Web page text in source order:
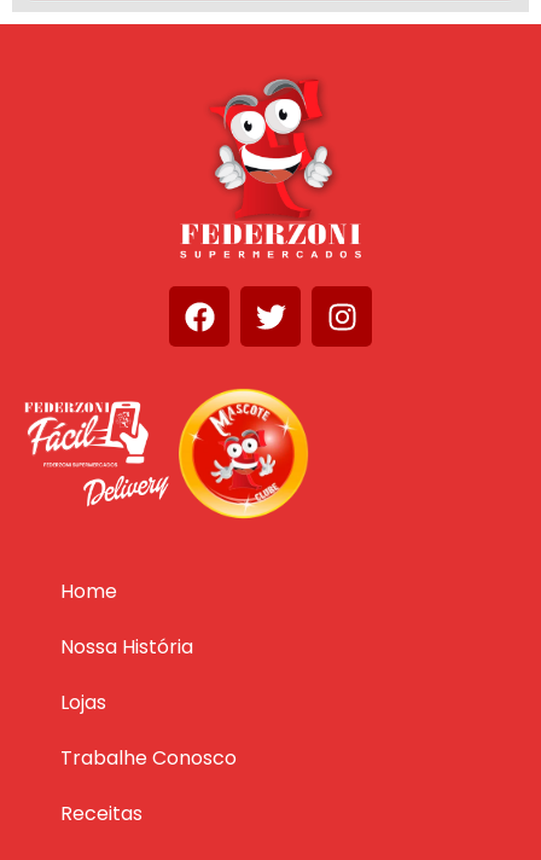
Home
Nossa História
Lojas
Trabalhe Conosco
Receitas